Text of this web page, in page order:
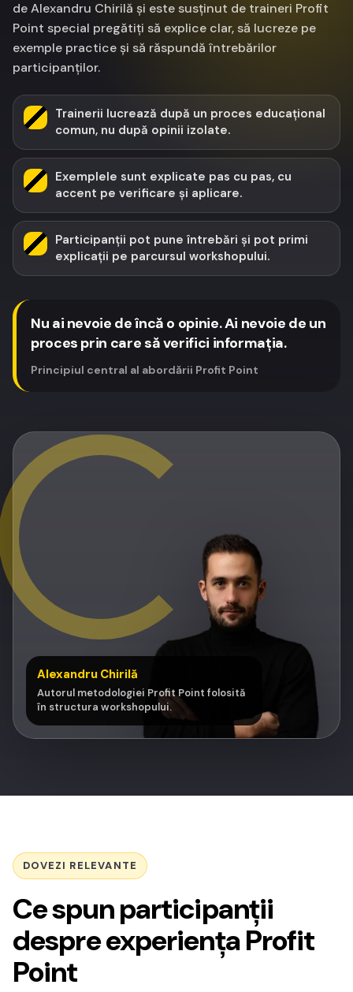
Alexandru Chirilă
Autorul metodologiei Profit Point folosită
în structura workshopului.
de Alexandru Chirilă și este susținut de traineri Profit
Point special pregătiți să explice clar, să lucreze pe
exemple practice și să răspundă întrebărilor
participanților.
Trainerii lucrează după un proces educațional
comun, nu după opinii izolate.
Exemplele sunt explicate pas cu pas, cu
accent pe verificare și aplicare.
Participanții pot pune întrebări și pot primi
explicații pe parcursul workshopului.
Nu ai nevoie de încă o opinie. Ai nevoie de un
proces prin care să verifici informația.
Principiul central al abordării Profit Point
DOVEZI RELEVANTE
Ce spun participanții
despre experiența Profit
Point